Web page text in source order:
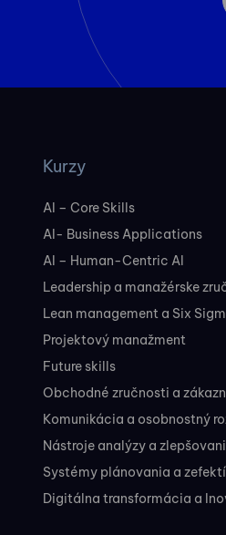
Kurzy
AI – Core Skills
AI- Business Applications
AI – Human-Centric AI
Leadership a manažérske
Lean management a Six
Projektový manažment
Future skills
Obchodné zručnosti a
Komunikácia a osobnostný
Nástroje analýzy a
Systémy plánovania a
Digitálna transformácia a